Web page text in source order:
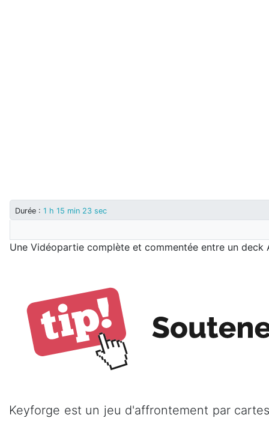
Durée : 1 h 15 min 23 sec
Une Vidéopartie complète et commentée entre un deck
Keyforge est un jeu d'affrontement par